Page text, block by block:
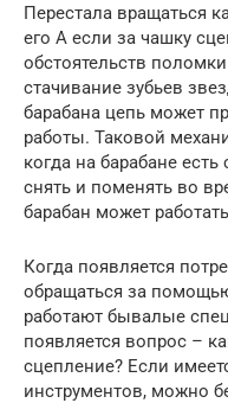
Перестала вращаться
его А если за чашку
обстоятельств
стачивание зубьев
барабана цепь может
работы. Таковой
когда на барабане
снять и поменять во
барабан может
Когда появляется
обращаться за
работают бывалые
появляется вопрос –
сцепление? Если
инструментов, можно